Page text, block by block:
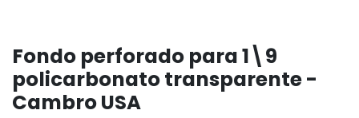
Fondo perforado para 1\9
policarbonato transparente -
Cambro USA